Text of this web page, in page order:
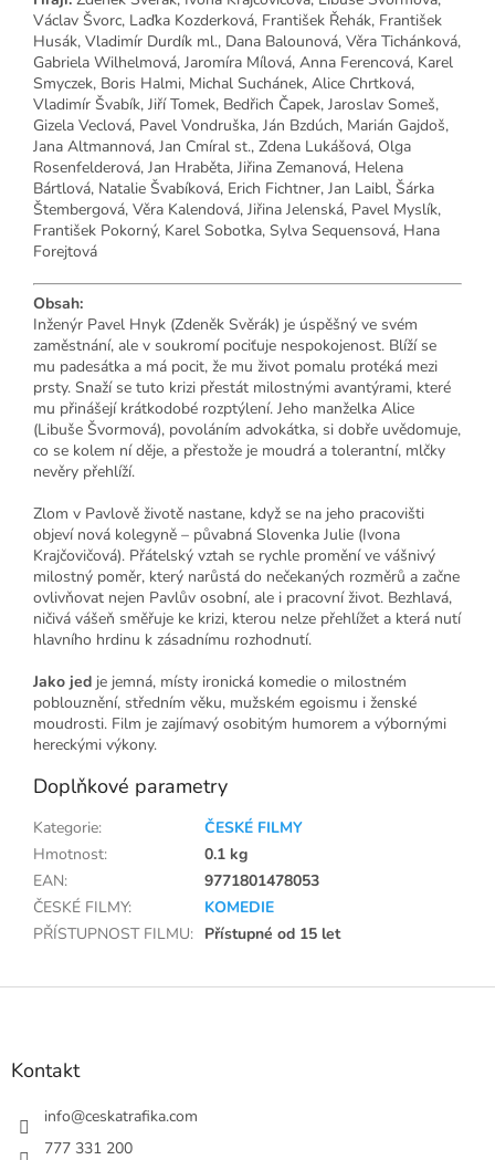
Václav Švorc, Laďka Kozderková, František Řehák, František
Husák, Vladimír Durdík ml., Dana Balounová, Věra Tichánková,
Gabriela Wilhelmová, Jaromíra Mílová, Anna Ferencová, Karel
Smyczek, Boris Halmi, Michal Suchánek, Alice Chrtková,
Vladimír Švabík, Jiří Tomek, Bedřich Čapek, Jaroslav Someš,
Gizela Veclová, Pavel Vondruška, Ján Bzdúch, Marián Gajdoš,
Jana Altmannová, Jan Cmíral st., Zdena Lukášová, Olga
Rosenfelderová, Jan Hraběta, Jiřina Zemanová, Helena
Bártlová, Natalie Švabíková, Erich Fichtner, Jan Laibl, Šárka
Štembergová, Věra Kalendová, Jiřina Jelenská, Pavel Myslík,
František Pokorný, Karel Sobotka, Sylva Sequensová, Hana
Forejtová
Obsah:
Inženýr Pavel Hnyk (Zdeněk Svěrák) je úspěšný ve svém
zaměstnání, ale v soukromí pociťuje nespokojenost. Blíží se
mu padesátka a má pocit, že mu život pomalu protéká mezi
prsty. Snaží se tuto krizi přestát milostnými avantýrami, které
mu přinášejí krátkodobé rozptýlení. Jeho manželka Alice
(Libuše Švormová), povoláním advokátka, si dobře uvědomuje,
co se kolem ní děje, a přestože je moudrá a tolerantní, mlčky
nevěry přehlíží.
Zlom v Pavlově životě nastane, když se na jeho pracovišti
objeví nová kolegyně – půvabná Slovenka Julie (Ivona
Krajčovičová). Přátelský vztah se rychle promění ve vášnivý
milostný poměr, který narůstá do nečekaných rozměrů a začne
ovlivňovat nejen Pavlův osobní, ale i pracovní život. Bezhlavá,
ničivá vášeň směřuje ke krizi, kterou nelze přehlížet a která nutí
hlavního hrdinu k zásadnímu rozhodnutí.
Jako jed je jemná, místy ironická komedie o milostném
poblouznění, středním věku, mužském egoismu i ženské
moudrosti. Film je zajímavý osobitým humorem a výbornými
hereckými výkony.
Doplňkové parametry
Kategorie:
ČESKÉ FILMY
Hmotnost:
0.1 kg
EAN:
9771801478053
ČESKÉ FILMY:
KOMEDIE
PŘÍSTUPNOST FILMU: Přístupné od 15 let
Z
Kontakt
info@ceskatrafika.com
777 331 200